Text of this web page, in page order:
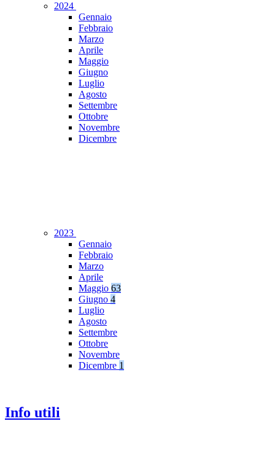
2024
Gennaio
Febbraio
Marzo
Aprile
Maggio
Giugno
Luglio
Agosto
Settembre
Ottobre
Novembre
Dicembre
2023
Gennaio
Febbraio
Marzo
Aprile
Maggio 63
Giugno 4
Luglio
Agosto
Settembre
Ottobre
Novembre
Dicembre 1
Info utili